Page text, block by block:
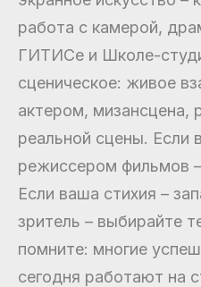
работа с камерой,
ГИТИСе и Школе-
сценическое: живое
актером, мизансцена,
реальной сцены. Если
режиссером фильмов
Если ваша стихия –
зритель – выбирайте
помните: многие
сегодня работают на